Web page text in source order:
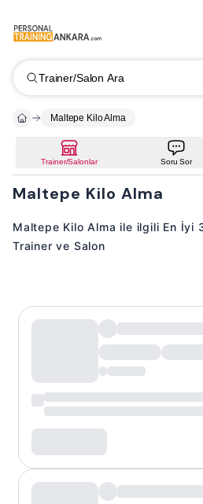
Trainer/Salon Ara
Maltepe Kilo Alma
Trainer/Salonlar Soru Sor
Maltepe Kilo Alma
Maltepe Kilo Alma ile ilgili En İyi
Trainer ve Salon